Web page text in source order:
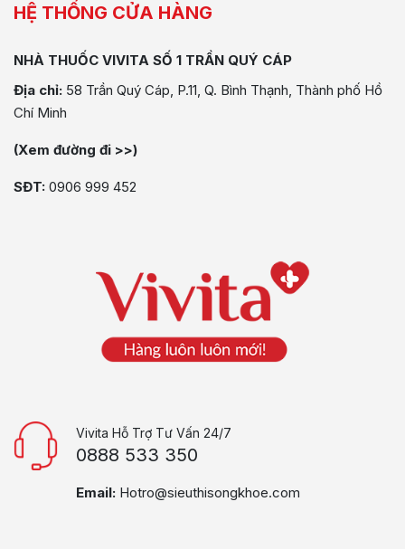
HỆ THỐNG CỬA HÀNG
NHÀ THUỐC VIVITA SỐ 1 TRẦN QUÝ CÁP
Địa chỉ: 58 Trần Quý Cáp, P.11, Q. Bình Thạnh, Thành phố Hồ
Chí Minh
(Xem đường đi >>)
SĐT: 0906 999 452
Vivita Hỗ Trợ Tư Vấn 24/7
0888 533 350
Email: Hotro@sieuthisongkhoe.com